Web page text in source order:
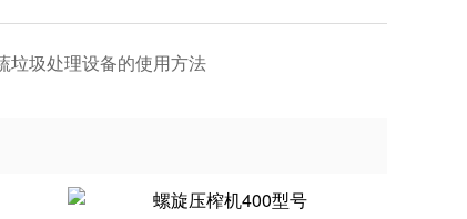
垃圾处理设备的使用方法